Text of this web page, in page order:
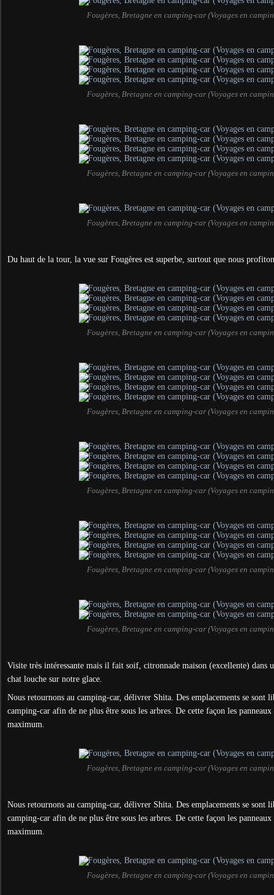
Fougères, Bretagne en camping-car (Voyages en
Fougères, Bretagne en camping-car (Voyages en
Fougères, Bretagne en camping-car (Voyages en
Fougères, Bretagne en camping-car (Voyages en
Du haut de la tour, la vue sur Fougères est superbe, surtout que nous
Fougères, Bretagne en camping-car (Voyages en
Fougères, Bretagne en camping-car (Voyages en
Fougères, Bretagne en camping-car (Voyages en
Fougères, Bretagne en camping-car (Voyages en
Fougères, Bretagne en camping-car (Voyages en
Visite très intéressante mais il fait soif, citronnade maison (excellente) dans
chat louche sur notre glace.
Nous retournons au camping-car, délivrer Shita. Des emplacements se sont
camping-car afin de ne plus être sous les arbres. De cette façon les
maximum.
Fougères, Bretagne en camping-car (Voyages en
Nous retournons au camping-car, délivrer Shita. Des emplacements se sont
camping-car afin de ne plus être sous les arbres. De cette façon les
maximum.
Fougères, Bretagne en camping-car (Voyages en